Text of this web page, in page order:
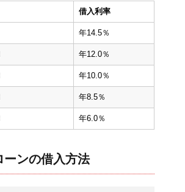
借入利率
年14.5％
年12.0％
年10.0％
年8.5％
年6.0％
ーンの借入方法